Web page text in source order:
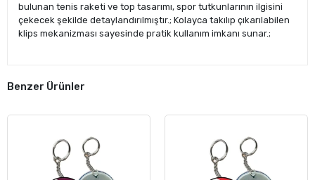
bulunan tenis raketi ve top tasarımı, spor tutkunlarının ilgisini
çekecek şekilde detaylandırılmıştır.; Kolayca takılıp çıkarılabilen
klips mekanizması sayesinde pratik kullanım imkanı sunar.;
Benzer Ürünler